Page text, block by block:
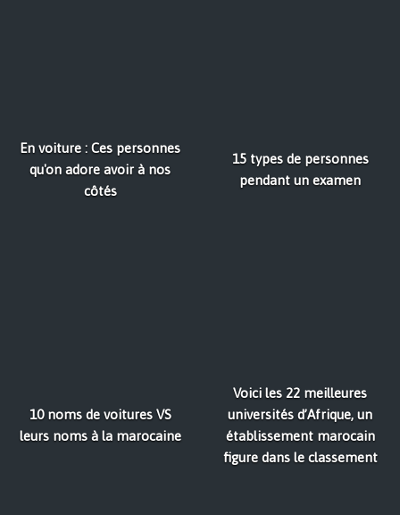
En voiture : Ces personnes
qu'on adore avoir à nos
côtés
15 types de personnes
pendant un examen
10 noms de voitures VS
leurs noms à la marocaine
Voici les 22 meilleures
universités d’Afrique, un
établissement marocain
figure dans le classement